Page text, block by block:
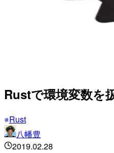
Rustで環境変数を
Rust
八幡豊
2019.02.28